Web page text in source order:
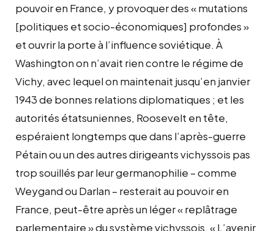
pouvoir en France, y provoquer des « mutations
[politiques et socio-économiques] profondes »
et ouvrir la porte à l’influence soviétique. À
Washington on n’avait rien contre le régime de
Vichy, avec lequel on maintenait jusqu’en janvier
1943 de bonnes relations diplomatiques ; et les
autorités étatsuniennes, Roosevelt en tête,
espéraient longtemps que dans l’après-guerre
Pétain ou un des autres dirigeants vichyssois pas
trop souillés par leur germanophilie – comme
Weygand ou Darlan – resterait au pouvoir en
France, peut-être après un léger « replâtrage
parlementaire » du système vichyssois. « L’avenir